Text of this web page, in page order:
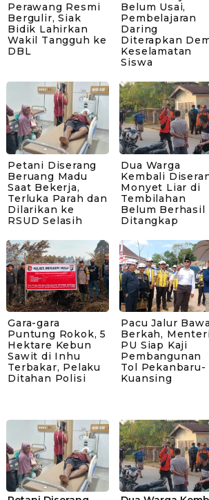
Perawang Resmi
Bergulir, Siak
Bidik Lahirkan
Wakil Tangguh ke
DBL
Belum Usai,
Pembelajaran
Daring
Diterapkan
Keselamatan
Siswa
Petani Diserang
Beruang Madu
Saat Bekerja,
Terluka Parah dan
Dilarikan ke
RSUD Selasih
Dua Warga
Kembali
Monyet Liar di
Tembilahan
Belum Berhasil
Ditangkap
Gara-gara
Puntung Rokok, 5
Hektare Kebun
Sawit di Inhu
Terbakar, Pelaku
Ditahan Polisi
Pacu Jalur Bawa
Berkah, Menteri
PU Siap Kaji
Pembangunan
Tol Pekanbaru-
Kuansing